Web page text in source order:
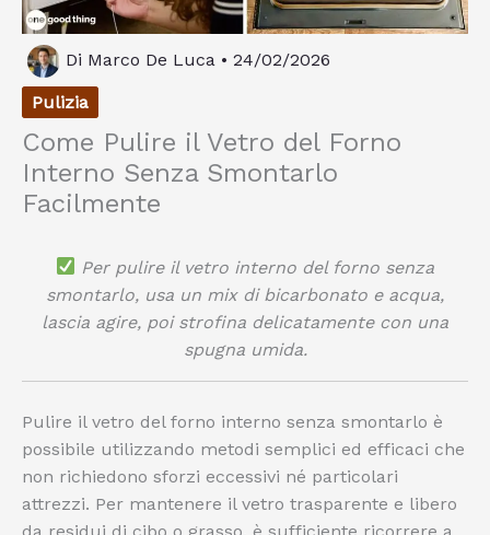
Di Marco De Luca • 24/02/2026
Pulizia
Come Pulire il Vetro del Forno
Interno Senza Smontarlo
Facilmente
Per pulire il vetro interno del forno senza
smontarlo, usa un mix di bicarbonato e acqua,
lascia agire, poi strofina delicatamente con una
spugna umida.
Pulire il vetro del forno interno senza smontarlo è
possibile utilizzando metodi semplici ed efficaci che
non richiedono sforzi eccessivi né particolari
attrezzi. Per mantenere il vetro trasparente e libero